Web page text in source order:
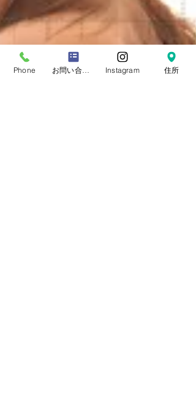
Phone お問い合わせフォーム Instagram 住所